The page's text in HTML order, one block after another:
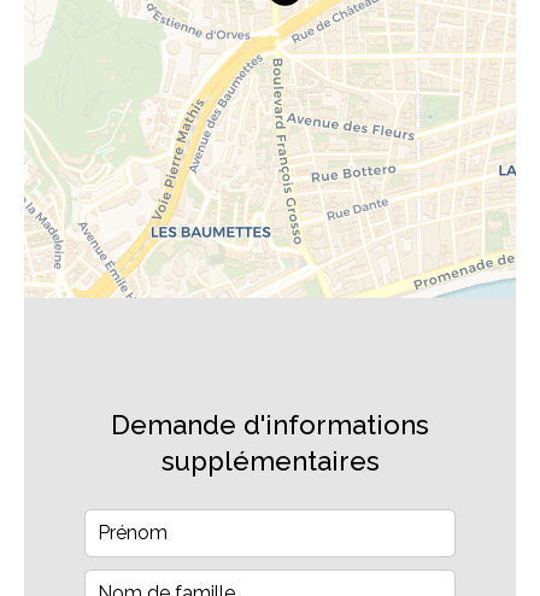
Demande d'informations
supplémentaires